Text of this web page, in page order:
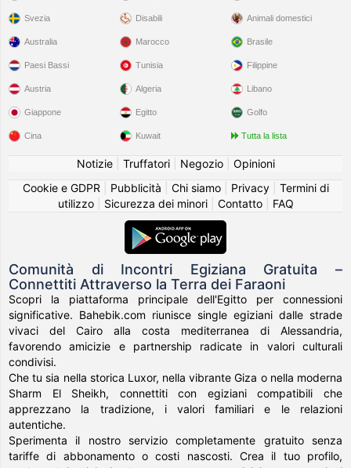
Svezia Disabili Animali domestici
Australia
Paesi Bassi
Austria
Giappone
Cina
Marocco
Tunisia
Algeria
Egitto
Kuwait
Brasile
Filippine
Libano
Golfo
Tutta la lista
Notizie| Truffatori| Negozio| Opinioni
Cookie e GDPR
Pubblicità Chi siamo| Privacy| Termini di
utilizzo| Sicurezza dei minori| Contatto| FAQ
Comunità di Incontri Egiziana Gratuita –
Connettiti Attraverso la Terra dei Faraoni
Scopri la piattaforma principale dell'Egitto per connessioni
significative. Bahebik.com riunisce single egiziani dalle strade
vivaci del Cairo alla costa mediterranea di Alessandria,
favorendo amicizie e partnership radicate in valori culturali
condivisi.
Che tu sia nella storica Luxor, nella vibrante Giza o nella moderna
Sharm El Sheikh, connettiti con egiziani compatibili che
apprezzano la tradizione, i valori familiari e le relazioni
autentiche.
Sperimenta il nostro servizio completamente gratuito senza
tariffe di abbonamento o costi nascosti. Crea il tuo profilo,